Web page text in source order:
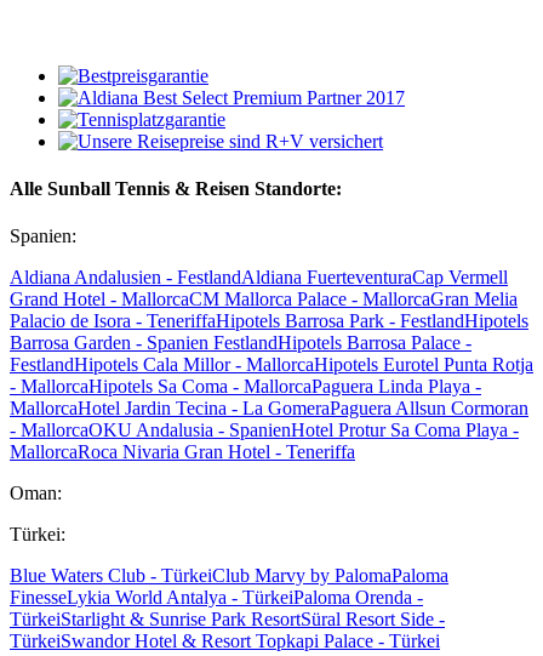
Alle Sunball Tennis & Reisen Standorte:
Spanien:
Aldiana Andalusien - FestlandAldiana FuerteventuraCap Vermell
Grand Hotel - MallorcaCM Mallorca Palace - MallorcaGran Melia
Palacio de Isora - TeneriffaHipotels Barrosa Park - FestlandHipotels
Barrosa Garden - Spanien FestlandHipotels Barrosa Palace -
FestlandHipotels Cala Millor - MallorcaHipotels Eurotel Punta Rotja
- MallorcaHipotels Sa Coma - MallorcaPaguera Linda Playa -
MallorcaHotel Jardin Tecina - La GomeraPaguera Allsun Cormoran
- MallorcaOKU Andalusia - SpanienHotel Protur Sa Coma Playa -
MallorcaRoca Nivaria Gran Hotel - Teneriffa
Oman:
Türkei:
Blue Waters Club - TürkeiClub Marvy by PalomaPaloma
FinesseLykia World Antalya - TürkeiPaloma Orenda -
TürkeiStarlight & Sunrise Park ResortSüral Resort Side -
TürkeiSwandor Hotel & Resort Topkapi Palace - Türkei